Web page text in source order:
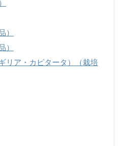
）
）
リア・カピタータ）（栽培